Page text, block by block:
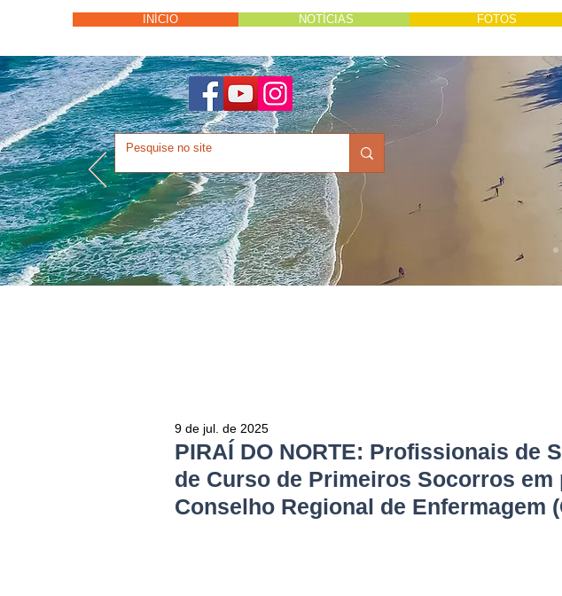
INÍCIO NOTÍCIAS FOTOS
PIRAÍ DO NORTE: Profissionais de
de Curso de Primeiros Socorros em
Conselho Regional de Enfermagem
9 de jul. de 2025